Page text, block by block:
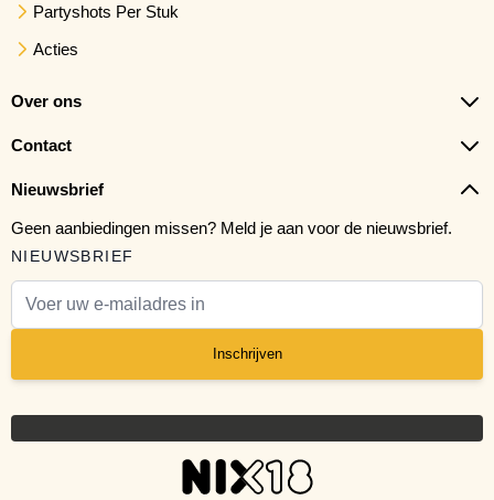
Partyshots Per Stuk
Acties
Over ons
Contact
Nieuwsbrief
Geen aanbiedingen missen? Meld je aan voor de nieuwsbrief.
NIEUWSBRIEF
Inschrijven